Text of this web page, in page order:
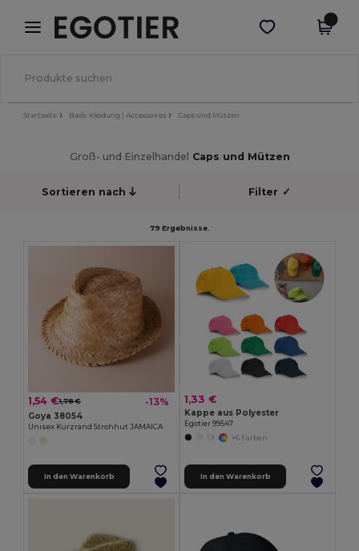
× Egotier App
Bessere Preise in der App!
App holen
Startseite Basic Kleidung | Accessoires Caps und Mützen
Groß- und Einzelhandel Caps und Mützen
Sortieren nach Filter ✓
79 Ergebnisse.
1,54 €1,78 € -13%
Goya 38054
Unisex Kurzrand Strohhut JAMAICA
In den Warenkorb
1,33 €
Kappe aus Polyester
Egotier 99547
+6 Farben
In den Warenkorb